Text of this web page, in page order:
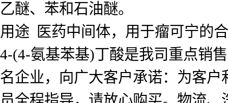
乙醚、苯和石油醚。
用途 医药中间体，用于瘤可宁的
4-(4-氨基苯基)丁酸是我司重点销
名企业，向广大客户承诺：为客